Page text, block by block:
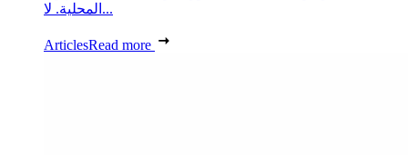
المحلية. لا...
ArticlesRead more